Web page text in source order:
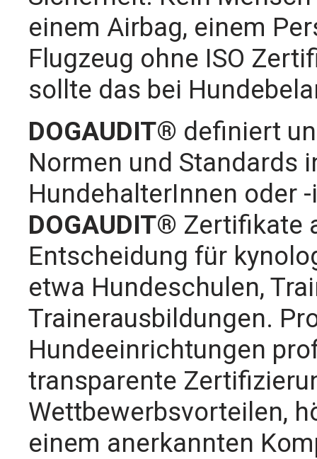
einem Airbag, einem
Flugzeug ohne ISO
sollte das bei
DOGAUDIT® definiert
Normen und Standards
HundehalterInnen oder
DOGAUDIT® Zertifikate
Entscheidung für
etwa Hundeschulen,
Trainerausbildungen.
Hundeeinrichtungen
transparente
Wettbewerbsvorteilen,
einem anerkannten